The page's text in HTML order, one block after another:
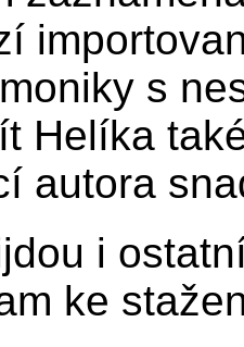
s
Helíka
autora
i
ke